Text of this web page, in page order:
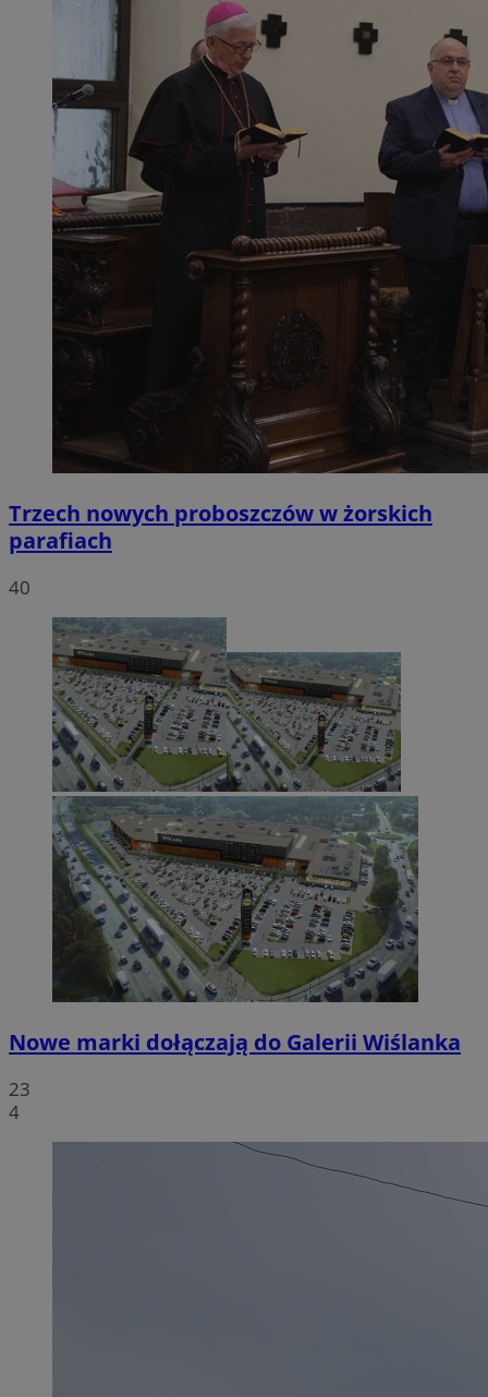
Trzech nowych proboszczów w żorskich
parafiach
40
Nowe marki dołączają do Galerii Wiślanka
23
4